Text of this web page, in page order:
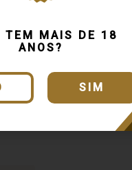
TEM MAIS DE 18
ANOS?
SIM